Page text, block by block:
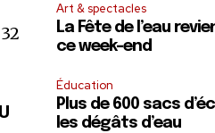
Art & spectacles
La Fête de l’eau
ce week-end
Éducation
Plus de 600 sacs
les dégâts d’eau